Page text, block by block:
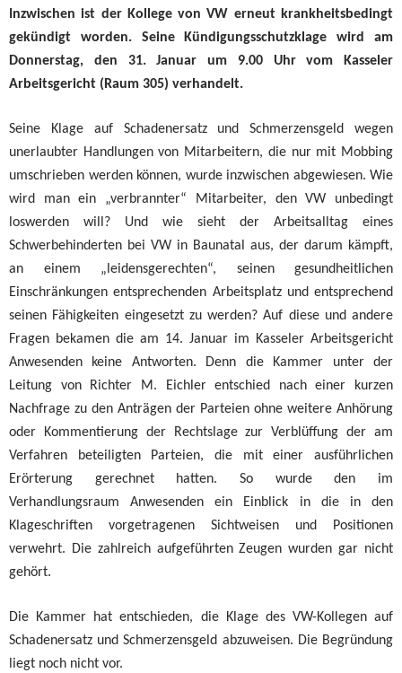
Inzwischen ist der Kollege von VW erneut krankheitsbedingt
gekündigt worden. Seine Kündigungsschutzklage wird am
Donnerstag, den 31. Januar um 9.00 Uhr vom Kasseler
Arbeitsgericht (Raum 305) verhandelt.
Seine Klage auf Schadenersatz und Schmerzensgeld wegen
unerlaubter Handlungen von Mitarbeitern, die nur mit Mobbing
umschrieben werden können, wurde inzwischen abgewiesen. Wie
wird man ein „verbrannter“ Mitarbeiter, den VW unbedingt
loswerden will? Und wie sieht der Arbeitsalltag eines
Schwerbehinderten bei VW in Baunatal aus, der darum kämpft,
an einem „leidensgerechten“, seinen gesundheitlichen
Einschränkungen entsprechenden Arbeitsplatz und entsprechend
seinen Fähigkeiten eingesetzt zu werden? Auf diese und andere
Fragen bekamen die am 14. Januar im Kasseler Arbeitsgericht
Anwesenden keine Antworten. Denn die Kammer unter der
Leitung von Richter M. Eichler entschied nach einer kurzen
Nachfrage zu den Anträgen der Parteien ohne weitere Anhörung
oder Kommentierung der Rechtslage zur Verblüffung der am
Verfahren beteiligten Parteien, die mit einer ausführlichen
Erörterung gerechnet hatten. So wurde den im
Verhandlungsraum Anwesenden ein Einblick in die in den
Klageschriften vorgetragenen Sichtweisen und Positionen
verwehrt. Die zahlreich aufgeführten Zeugen wurden gar nicht
gehört.
Die Kammer hat entschieden, die Klage des VW-Kollegen auf
Schadenersatz und Schmerzensgeld abzuweisen. Die Begründung
liegt noch nicht vor.